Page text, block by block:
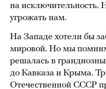
на исключительность.
угрожать нам.
На Западе хотели бы
мировой. Но мы
решалась в
до Кавказа и Крыма.
Отечественной СССР